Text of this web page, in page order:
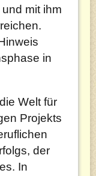
mit ihm
in
Welt für
Projekts
der
In